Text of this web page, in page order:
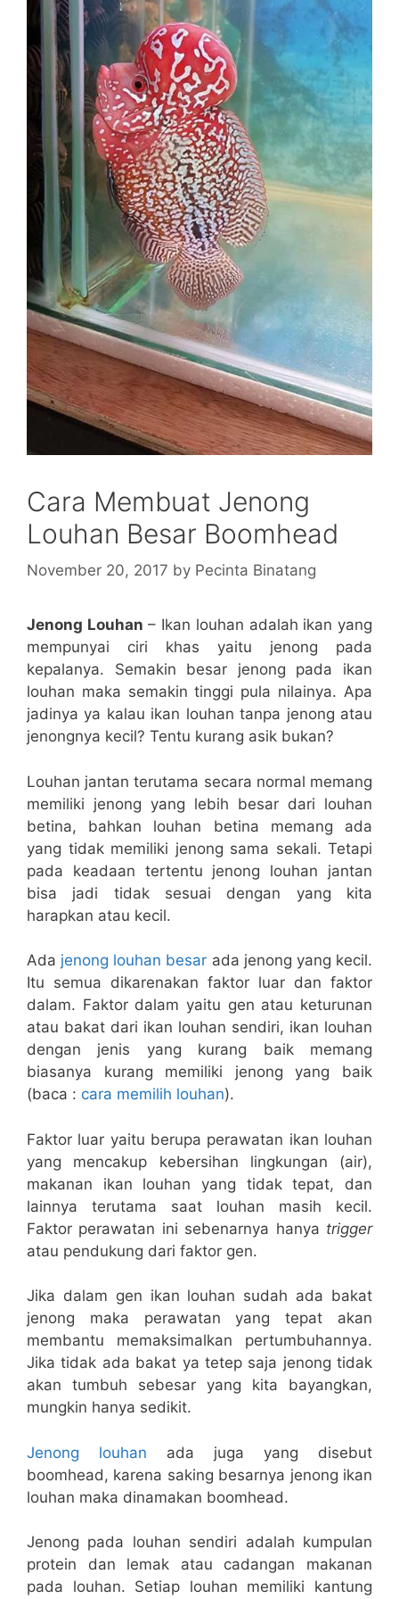
Cara Membuat Jenong
Louhan Besar Boomhead
November 20, 2017 by Pecinta Binatang
Jenong Louhan – Ikan louhan adalah ikan yang
mempunyai ciri khas yaitu jenong pada
kepalanya. Semakin besar jenong pada ikan
louhan maka semakin tinggi pula nilainya. Apa
jadinya ya kalau ikan louhan tanpa jenong atau
jenongnya kecil? Tentu kurang asik bukan?
Louhan jantan terutama secara normal memang
memiliki jenong yang lebih besar dari louhan
betina, bahkan louhan betina memang ada
yang tidak memiliki jenong sama sekali. Tetapi
pada keadaan tertentu jenong louhan jantan
bisa jadi tidak sesuai dengan yang kita
harapkan atau kecil.
Ada jenong louhan besar ada jenong yang kecil.
Itu semua dikarenakan faktor luar dan faktor
dalam. Faktor dalam yaitu gen atau keturunan
atau bakat dari ikan louhan sendiri, ikan louhan
dengan jenis yang kurang baik memang
biasanya kurang memiliki jenong yang baik
(baca : cara memilih louhan).
Faktor luar yaitu berupa perawatan ikan louhan
yang mencakup kebersihan lingkungan (air),
makanan ikan louhan yang tidak tepat, dan
lainnya terutama saat louhan masih kecil.
Faktor perawatan ini sebenarnya hanya trigger
atau pendukung dari faktor gen.
Jika dalam gen ikan louhan sudah ada bakat
jenong maka perawatan yang tepat akan
membantu memaksimalkan pertumbuhannya.
Jika tidak ada bakat ya tetep saja jenong tidak
akan tumbuh sebesar yang kita bayangkan,
mungkin hanya sedikit.
Jenong louhan ada juga yang disebut
boomhead, karena saking besarnya jenong ikan
louhan maka dinamakan boomhead.
Jenong pada louhan sendiri adalah kumpulan
protein dan lemak atau cadangan makanan
pada louhan. Setiap louhan memiliki kantung